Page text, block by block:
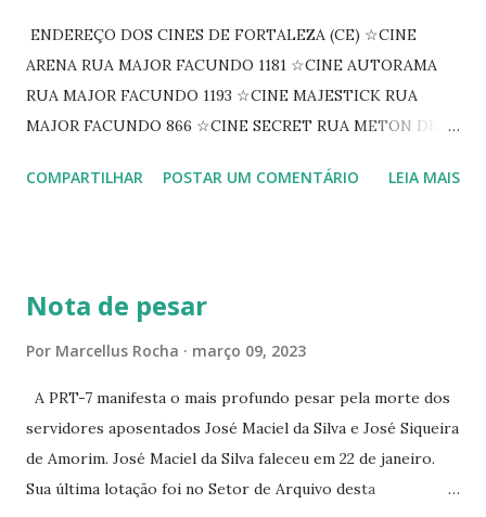
ENDEREÇO DOS CINES DE FORTALEZA (CE) ☆CINE
ARENA RUA MAJOR FACUNDO 1181 ☆CINE AUTORAMA
RUA MAJOR FACUNDO 1193 ☆CINE MAJESTICK RUA
MAJOR FACUNDO 866 ☆CINE SECRET RUA METON DE
PEIXOTO 1307 ☆CINE IRIS RUA FLORIANO PEIXOTO 1206
☆CINE VIP CLUBE RUA 24 DE MAIO 825 ☆CINE ECLIPSE
COMPARTILHAR POSTAR UM COMENTÁRIO LEIA MAIS
Nota de pesar
Por Marcellus Rocha março 09, 2023
A PRT-7 manifesta o mais profundo pesar pela morte dos
servidores aposentados José Maciel da Silva e José Siqueira
de Amorim. José Maciel da Silva faleceu em 22 de janeiro.
Sua última lotação foi no Setor de Arquivo desta